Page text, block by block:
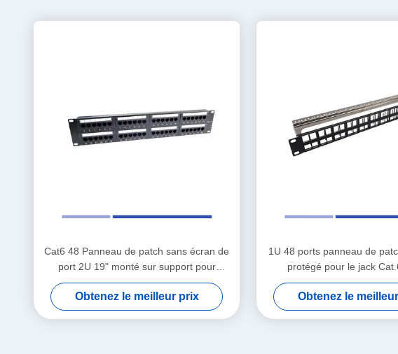
Cat6 48 Panneau de patch sans écran de
port 2U 19" monté sur support pour
système de câblage
Obtenez le meilleur prix
1U 48 ports panneau de
protégé pour le jack
Obtenez le